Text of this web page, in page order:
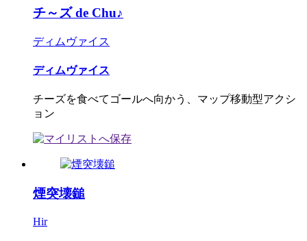
チ～ズ de Chu♪
ディムヴァイス
ディムヴァイス
チーズを食べてゴールへ向かう、マップ移動型アクシ
ョン
煙突壊鎚
Hir